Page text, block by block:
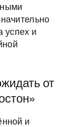
успех и
от
и